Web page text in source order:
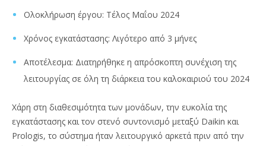
Ολοκλήρωση έργου: Τέλος Μαΐου 2024
Χρόνος εγκατάστασης: Λιγότερο από 3 μήνες
Αποτέλεσμα: Διατηρήθηκε η απρόσκοπτη συνέχιση της
λειτουργίας σε όλη τη διάρκεια του καλοκαιριού του 2024
Χάρη στη διαθεσιμότητα των μονάδων, την ευκολία της
εγκατάστασης και τον στενό συντονισμό μεταξύ Daikin και
Prologis, το σύστημα ήταν λειτουργικό αρκετά πριν από την